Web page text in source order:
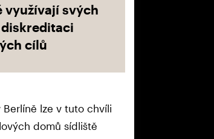
využívají svých
cílů
lze v tuto chvíli
domů sídliště